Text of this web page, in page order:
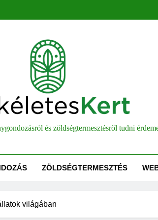
és zöldségtermesztésről tudni
ZÖLDSÉGTERMESZTÉS
világában